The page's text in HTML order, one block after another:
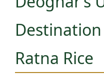
Ratna Rice